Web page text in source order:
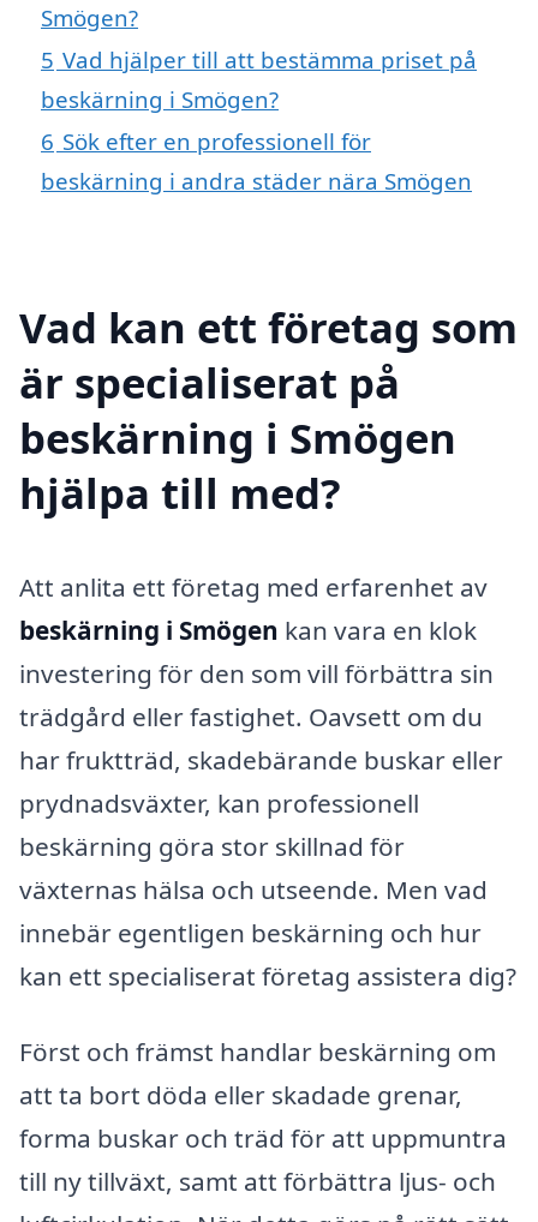
Smögen?
5 Vad hjälper till att bestämma priset på
beskärning i Smögen?
6 Sök efter en professionell för
beskärning i andra städer nära Smögen
Vad kan ett företag som
är specialiserat på
beskärning i Smögen
hjälpa till med?
Att anlita ett företag med erfarenhet av
beskärning i Smögen kan vara en klok
investering för den som vill förbättra sin
trädgård eller fastighet. Oavsett om du
har fruktträd, skadebärande buskar eller
prydnadsväxter, kan professionell
beskärning göra stor skillnad för
växternas hälsa och utseende. Men vad
innebär egentligen beskärning och hur
kan ett specialiserat företag assistera dig?
Först och främst handlar beskärning om
att ta bort döda eller skadade grenar,
forma buskar och träd för att uppmuntra
till ny tillväxt, samt att förbättra ljus- och